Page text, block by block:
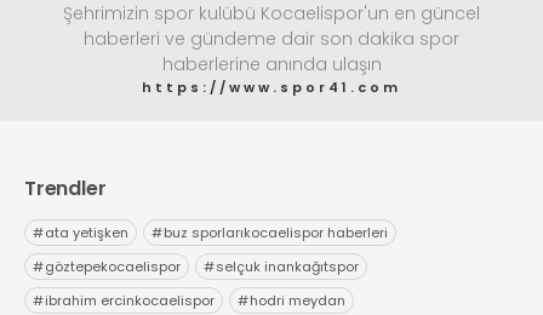
Şehrimizin spor kulübü Kocaelispor'un en güncel
haberleri ve gündeme dair son dakika spor
haberlerine anında ulaşın
https://www.spor41.com
Trendler
#ata yetişken #buz sporlarıkocaelispor haberleri
#göztepekocaelispor #selçuk inankağıtspor
#ibrahim ercinkocaelispor #hodri meydan